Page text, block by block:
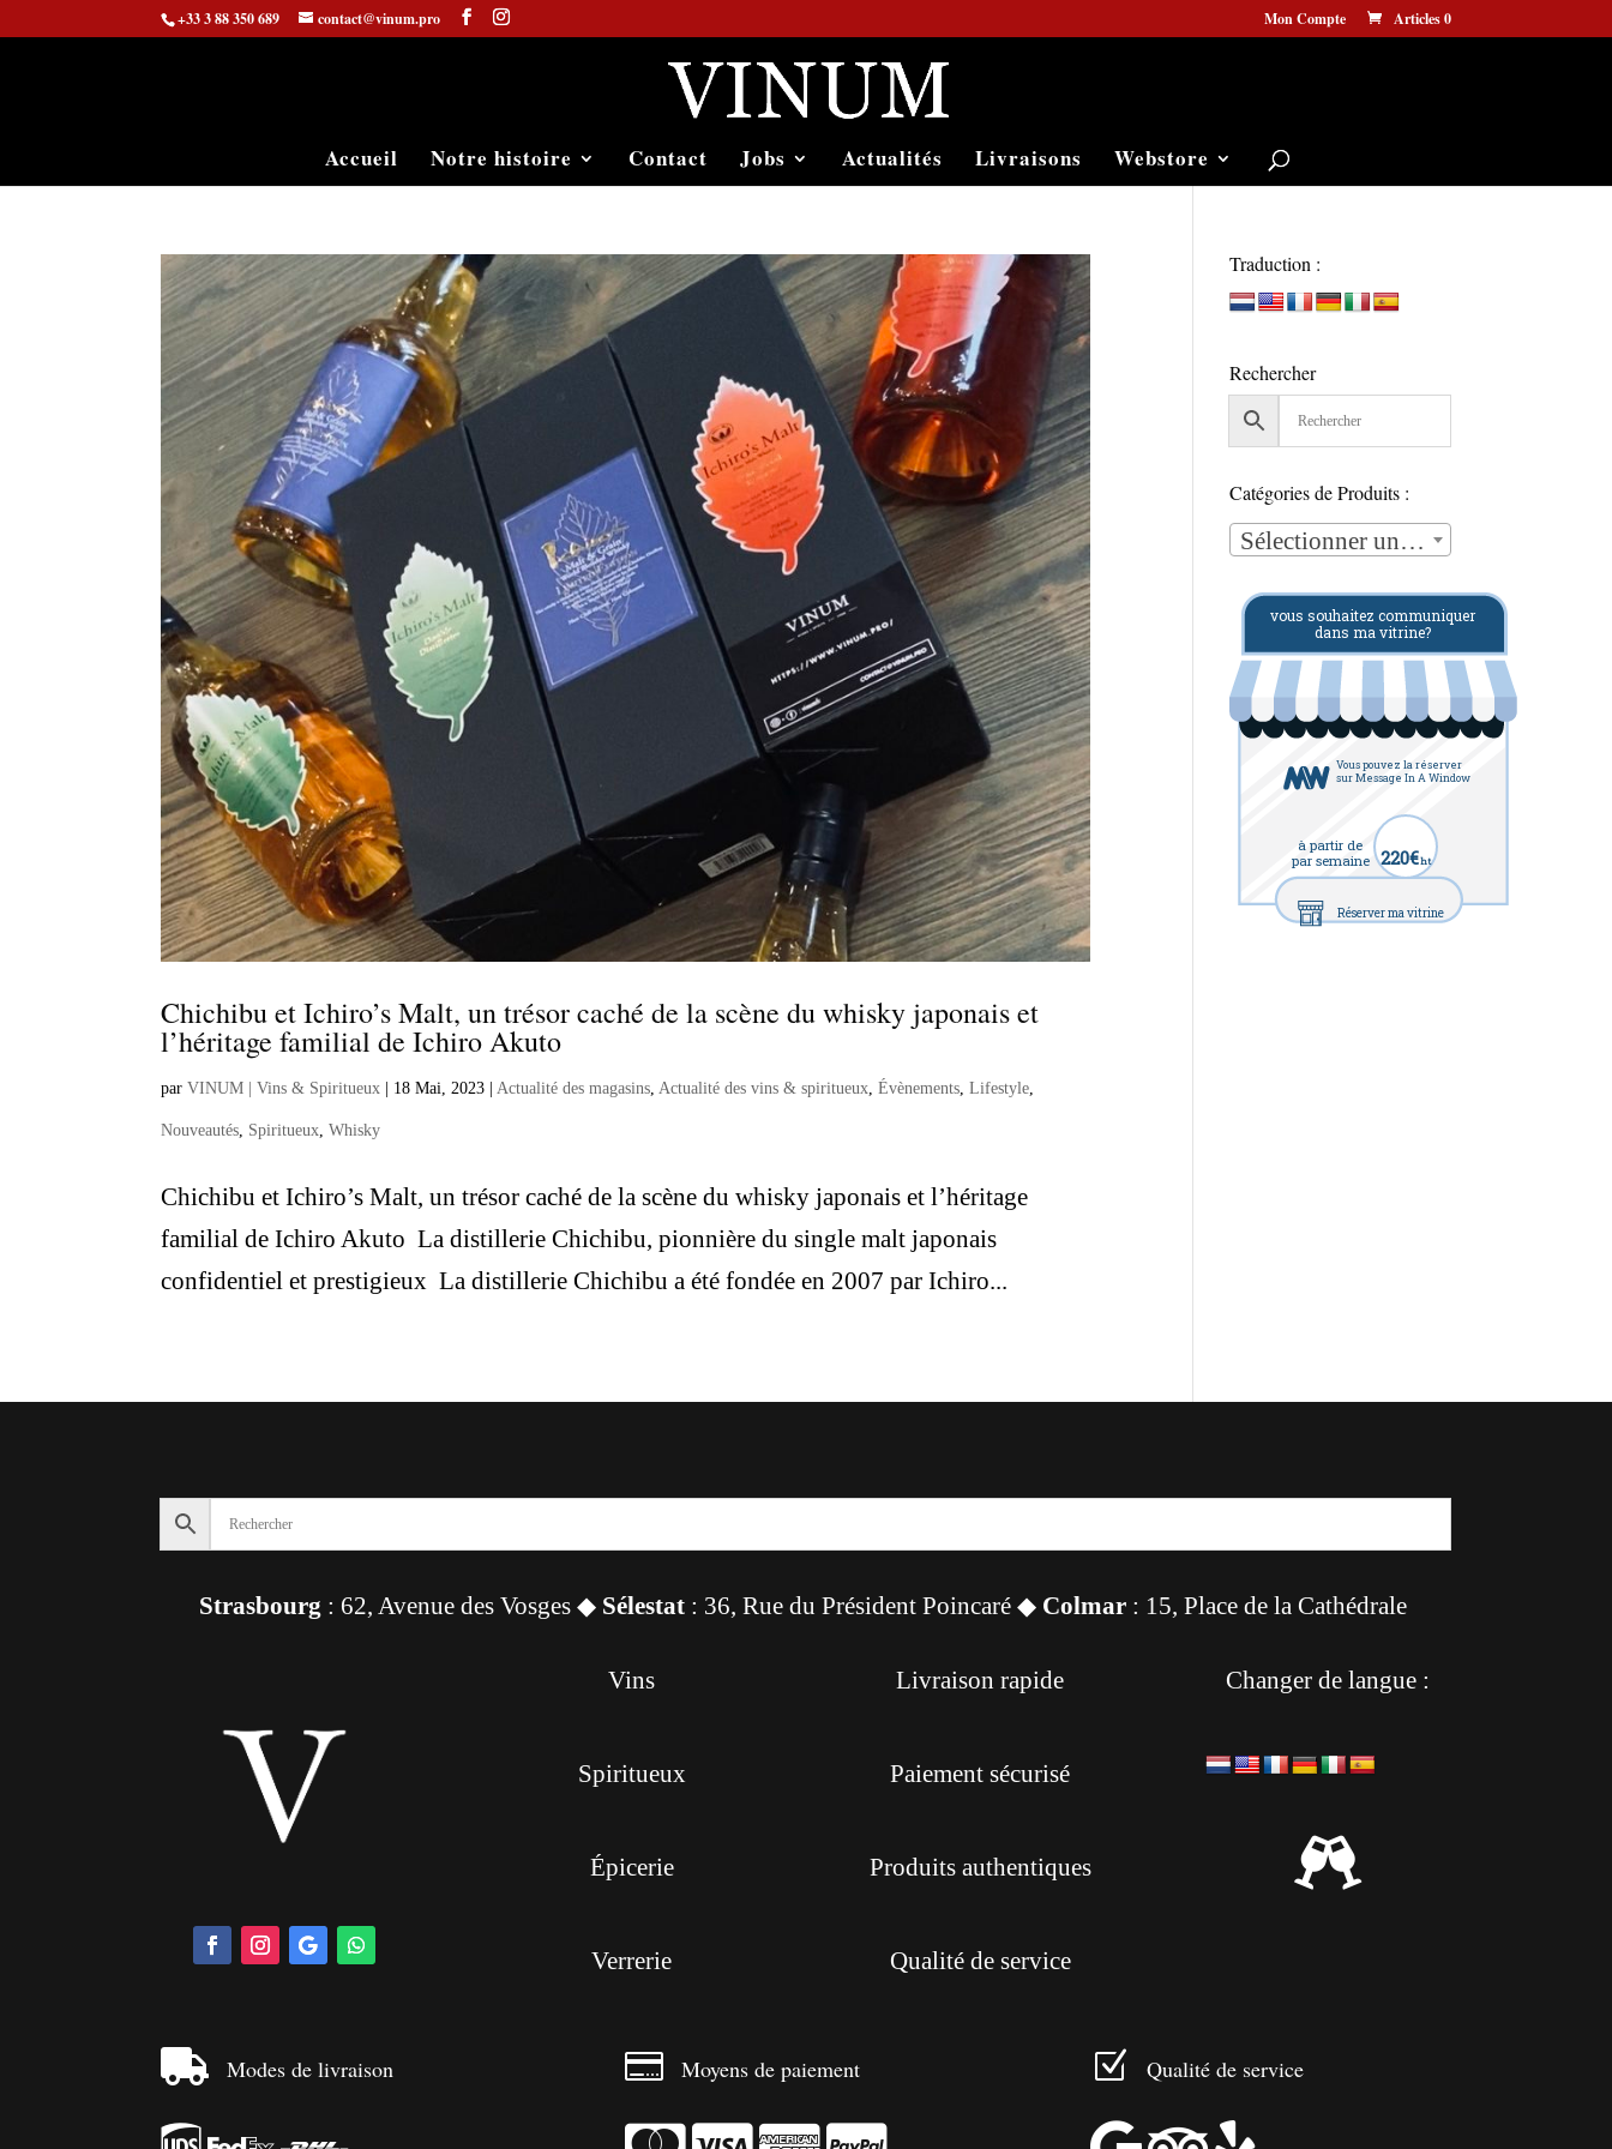
+33 3 88 350 689 contact@vinum.pro Mon Compte Articles 0
Accueil Notre histoire Contact Jobs Actualités Livraisons Webstore
Chichibu et Ichiro’s Malt, un trésor caché de la scène du whisky japonais et
l’héritage familial de Ichiro Akuto
parVINUM | Vins & Spiritueux 18 Mai, 2023 Actualité des magasins Actualité des vins & spiritueux ,Évènements ,Lifestyle
Nouveautés Spiritueux ,Whisky
Chichibu et Ichiro’s Malt, un trésor caché de la scène du whisky japonais et l’héritage
familial de Ichiro Akuto La distillerie Chichibu, pionnière du single malt japonais
confidentiel et prestigieux La distillerie Chichibu a été fondée en 2007 par Ichiro...
Traduction :
Rechercher
Catégories de Produits :
Sélectionner une catégorie
vous souhaitez communiquer
dans ma vitrine?
Vous pouvez la réserver
sur Message In A Window
à partir de
par semaine 220€ht
Réserver ma vitrine
Strasbourg : 62, Avenue des Vosges ◆ Sélestat : 36, Rue du Président Poincaré ◆ Colmar : 15, Place de la Cathédrale
Vins
Spiritueux
Épicerie
Verrerie
Livraison rapide
Paiement sécurisé
Produits authentiques
Qualité de service
Changer de langue :

 Modes de livraison  Moyens de paiement Z Qualité de service